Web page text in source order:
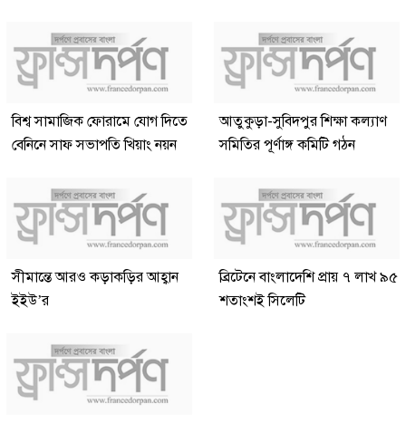
বিশ্ব সামাজিক ফোরামে যোগ দিতে
বেনিনে সাফ সভাপতি খিয়াং নয়ন
আতুকুড়া-সুবিদপুর শিক্ষা কল্যাণ
সমিতির পূর্ণাঙ্গ কমিটি গঠন
সীমান্তে আরও কড়াকড়ির আহ্বান
ইইউ’র
ব্রিটেনে বাংলাদেশি প্রায় ৭ লাখ ৯৫
শতাংশই সিলেটি